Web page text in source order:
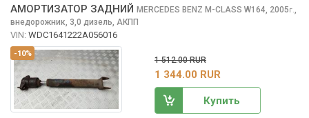
-10%
АМОРТИЗАТОР ЗАДНИЙ MERCEDES BENZ M-CLASS W164, 2005г.
внедорожник, 3,0 дизель, АКПП
VIN: WDC1641222A056016
1 512.00 RUR
1 344.00 RUR
Купить